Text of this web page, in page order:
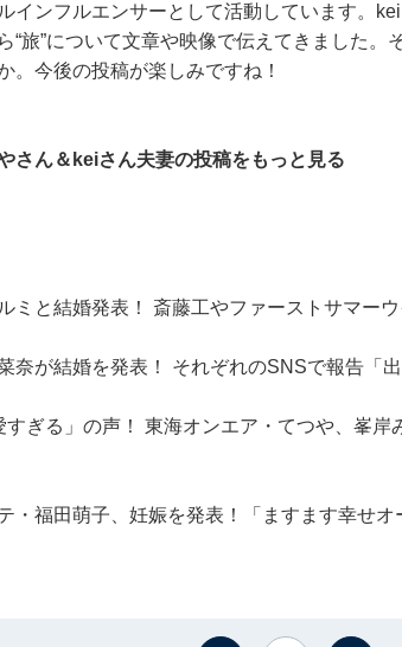
インフルエンサーとして活動しています。
“旅”について文章や映像で伝えてきました。
。今後の投稿が楽しみですね！
さん＆keiさん夫妻の投稿をもっと見る
ミと結婚発表！ 斎藤工やファーストサマー
奈が結婚を発表！ それぞれのSNSで報告「
すぎる」の声！ 東海オンエア・てつや、峯
・福田萌子、妊娠を発表！「ますます幸せ